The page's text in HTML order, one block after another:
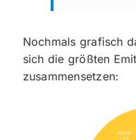
Nochmals grafisch
sich die größten
zusammensetzen: